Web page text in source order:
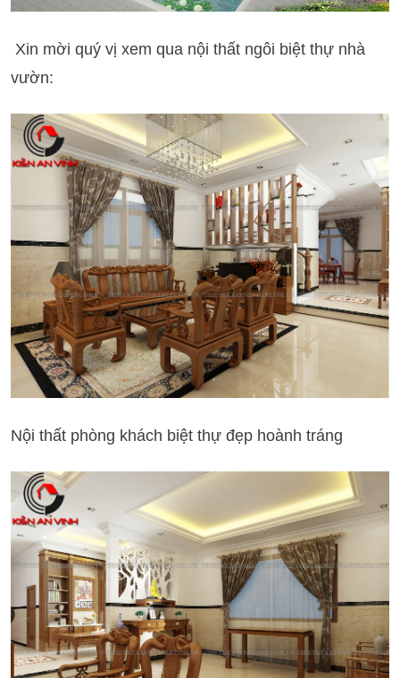
Xin mời quý vị xem qua nội thất ngôi biệt thự nhà
vườn:
Nội thất phòng khách biệt thự đẹp hoành tráng